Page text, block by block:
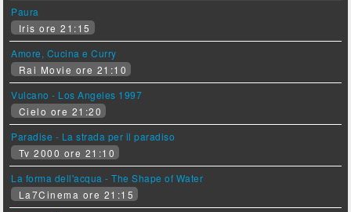
Paura
Iris ore 21:15
Amore, Cucina e Curry
Rai Movie ore 21:10
Vulcano - Los Angeles 1997
Cielo ore 21:20
Paradise - La strada per il paradiso
Tv 2000 ore 21:10
La forma dell'acqua - The Shape of Water
La7Cinema ore 21:15